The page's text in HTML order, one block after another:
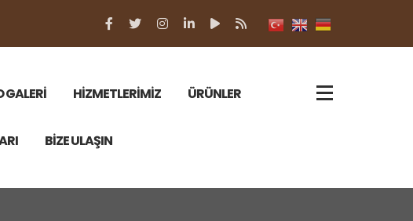
GALERİ HİZMETLERİMİZ ÜRÜNLER
BİZE ULAŞIN